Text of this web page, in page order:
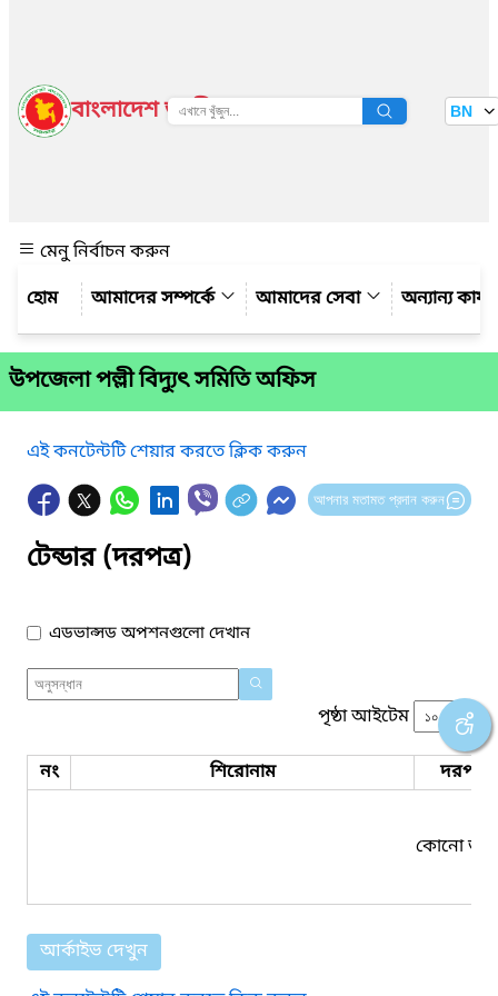
বাংলাদেশ জাতীয় তথ্য বাতায়ন BN
মেনু নির্বাচন করুন
আমাদের সম্পর্কে
আমাদের সেবা অন্যান্য
উপজেলা পল্লী বিদ্যুৎ সমিতি অফিস
এই কনটেন্টটি শেয়ার করতে ক্লিক করুন
আপনার মতামত প্রদান করুন
টেন্ডার (দরপত্র)
এডভান্সড অপশনগুলো দেখান
পৃষ্ঠা আইটেম
নং শিরোনাম দরপত্র
কোনো তথ্য
আর্কাইভ দেখুন